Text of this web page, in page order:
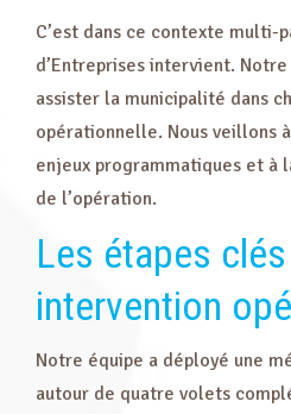
C’est dans ce contexte multi-
d’Entreprises intervient.
assister la municipalité dans
opérationnelle. Nous veillons
enjeux programmatiques et à
de l’opération.
Les étapes
intervention
Notre équipe a déployé une
autour de quatre volets